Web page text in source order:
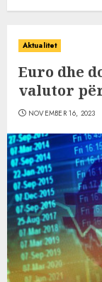
Aktualitet
Euro dhe
valutor
NOVEMBER 16, 2023